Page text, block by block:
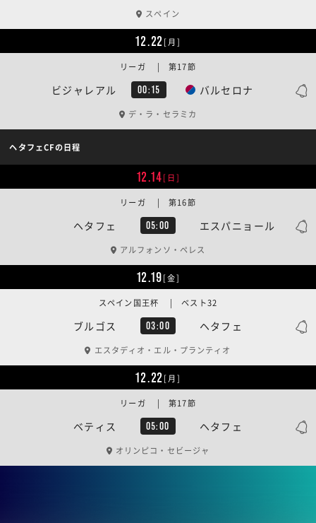
スペイン
12.22[月]
ビジャレアル 00:15 バルセロナ
リーガ | 第17節
デ・ラ・セラミカ
ヘタフェCFの日程
12.14[日]
ヘタフェ 05:00 エスパニョール
リーガ | 第16節
アルフォンソ・ペレス
12.19[金]
ブルゴス 03:00 ヘタフェ
スペイン国王杯 | ベスト32
エスタディオ・エル・プランティオ
12.22[月]
ベティス 05:00 ヘタフェ
リーガ | 第17節
オリンピコ・セビージャ